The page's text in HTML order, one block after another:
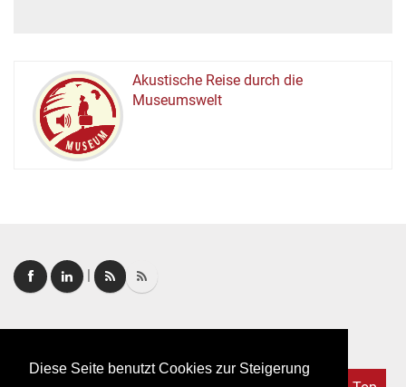
Diese Seite benutzt Cookies zur Steigerung
MUSEUM
Akustische Reise durch die
Museumswelt